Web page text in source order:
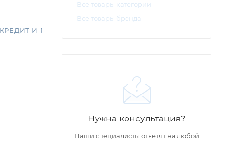
КРЕДИТ И РАССРОЧКА
Все товары категории
Все товары бренда
Нужна консультация?
Наши специалисты ответят на любой